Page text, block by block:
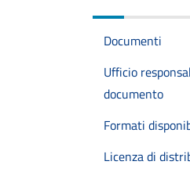
Documenti
Ufficio
documento
Formati
Licenza di